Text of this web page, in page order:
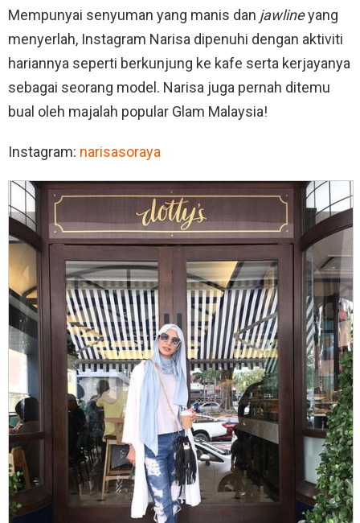
Mempunyai senyuman yang manis dan jawlineyang
menyerlah, Instagram Narisa dipenuhi dengan aktiviti
hariannya seperti berkunjung ke kafe serta kerjayanya
sebagai seorang model. Narisa juga pernah ditemu
bual oleh majalah popular Glam Malaysia!
Instagram: narisasoraya